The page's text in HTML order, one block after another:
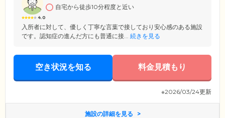
4.0
自宅から徒歩10分程度と近い
入所者に対して、優しく丁寧な言葉で接しており安心感のある施設
です。認知症の進んだ方にも普通に接... 続きを見る
空き状況を知る 料金見積もり
※2026/03/24更新
施設の詳細を見る